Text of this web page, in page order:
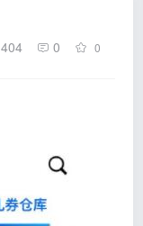
404 0 0